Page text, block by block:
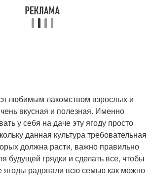
любимым лакомством взрослых и
вкусная и полезная. Именно
у себя на даче эту ягоду просто
данная культура требовательная
должна расти, важно правильно
будущей грядки и сделать все, чтобы
ягоды радовали всю семью как можно